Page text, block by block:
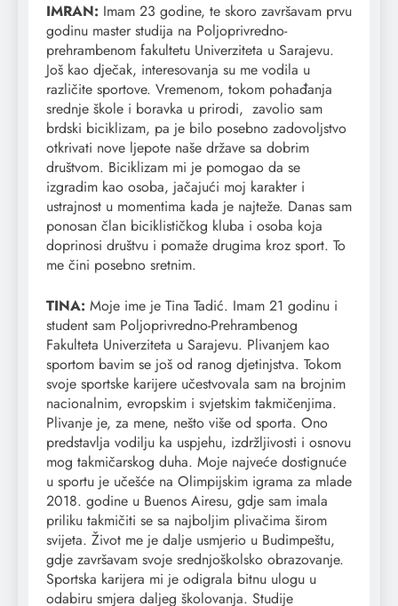
IMRAN: Imam 23 godine, te skoro završavam prvu
godinu master studija na Poljoprivredno-
prehrambenom fakultetu Univerziteta u Sarajevu.
Još kao dječak, interesovanja su me vodila u
različite sportove. Vremenom, tokom pohađanja
srednje škole i boravka u prirodi, zavolio sam
brdski biciklizam, pa je bilo posebno zadovoljstvo
otkrivati nove ljepote naše države sa dobrim
društvom. Biciklizam mi je pomogao da se
izgradim kao osoba, jačajući moj karakter i
ustrajnost u momentima kada je najteže. Danas sam
ponosan član biciklističkog kluba i osoba koja
doprinosi društvu i pomaže drugima kroz sport. To
me čini posebno sretnim.
TINA: Moje ime je Tina Tadić. Imam 21 godinu i
student sam Poljoprivredno-Prehrambenog
Fakulteta Univerziteta u Sarajevu. Plivanjem kao
sportom bavim se još od ranog djetinjstva. Tokom
svoje sportske karijere učestvovala sam na brojnim
nacionalnim, evropskim i svjetskim takmičenjima.
Plivanje je, za mene, nešto više od sporta. Ono
predstavlja vodilju ka uspjehu, izdržljivosti i osnovu
mog takmičarskog duha. Moje najveće dostignuće
u sportu je učešće na Olimpijskim igrama za mlade
2018. godine u Buenos Airesu, gdje sam imala
priliku takmičiti se sa najboljim plivačima širom
svijeta. Život me je dalje usmjerio u Budimpeštu,
gdje završavam svoje srednjoškolsko obrazovanje.
Sportska karijera mi je odigrala bitnu ulogu u
odabiru smjera daljeg školovanja. Studije